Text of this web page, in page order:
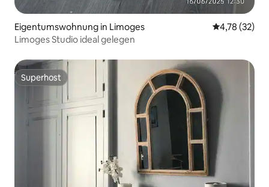
Eigentumswohnung in Limoges
4,78 (32)
Limoges Studio ideal gelegen
Superhost
Superhost